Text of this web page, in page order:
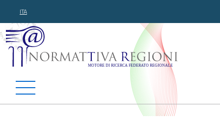
ITA
Normattiva Regioni -